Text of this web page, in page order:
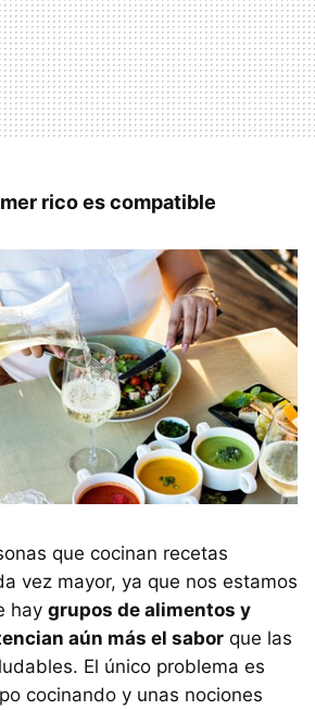
rico es compatible
que cocinan recetas
vez mayor, ya que nos estamos
hay grupos de alimentos y
aún más el sabor que las
El único problema es
cocinando y unas nociones